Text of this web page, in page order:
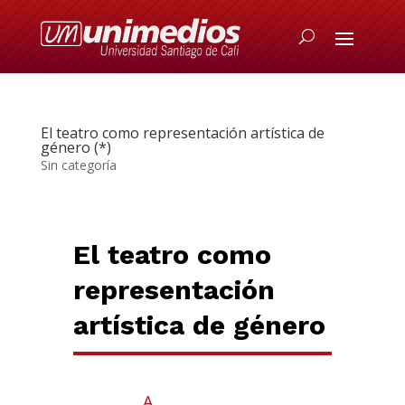
El teatro como representación artística de
género (*)
Sin categoría
El teatro como
representación
artística de género